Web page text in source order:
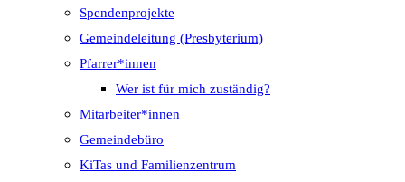
Spendenprojekte
Gemeindeleitung (Presbyterium)
Pfarrer*innen
Wer ist für mich zuständig?
Mitarbeiter*innen
Gemeindebüro
KiTas und Familienzentrum